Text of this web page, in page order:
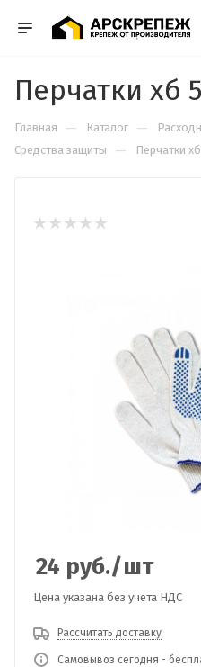
Перчатки хб
Главная — Каталог —
Средства защиты — Перчатки
24 руб./шт
Цена указана без учета НДС
Рассчитать доставку
Самовывоз сегодня -